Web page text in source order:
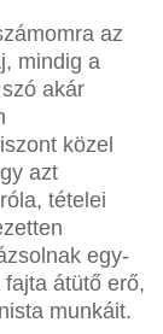
az
mindig a
akár
közel
azt
tételei
egy-
átütő erő,
munkáit.